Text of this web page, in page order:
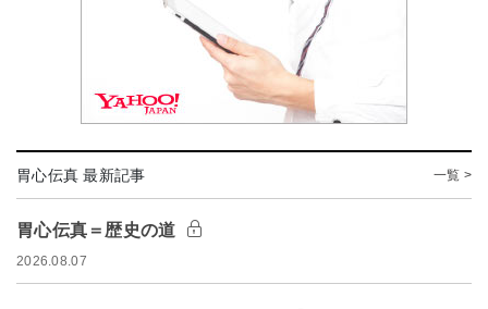
胃心伝真 最新記事 一覧 >
胃心伝真＝歴史の道
2026.08.07